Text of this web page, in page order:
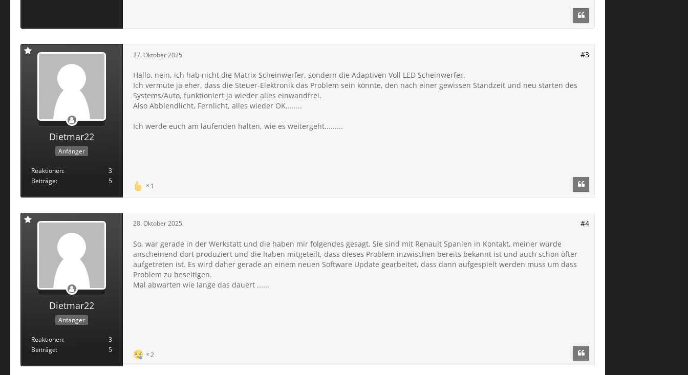
Dietmar22
Anfänger
Reaktionen
3
Beiträge
5
27. Oktober 2025 #3
Hallo, nein, ich hab nicht die Matrix-Scheinwerfer, sondern die Adaptiven Voll LED Scheinwerfer.
Ich vermute ja eher, dass die Steuer-Elektronik das Problem sein könnte, den nach einer gewissen Standzeit und neu starten des
Systems/Auto, funktioniert ja wieder alles einwandfrei.
Also Abblendlicht, Fernlicht, alles wieder OK........
Ich werde euch am laufenden halten, wie es weitergeht.........
1
Dietmar22
Anfänger
Reaktionen
3
Beiträge
5
28. Oktober 2025 #4
So, war gerade in der Werkstatt und die haben mir folgendes gesagt. Sie sind mit Renault Spanien in Kontakt, meiner würde
anscheinend dort produziert und die haben mitgeteilt, dass dieses Problem inzwischen bereits bekannt ist und auch schon öfter
aufgetreten ist. Es wird daher gerade an einem neuen Software Update gearbeitet, dass dann aufgespielt werden muss um dass
Problem zu beseitigen.
Mal abwarten wie lange das dauert ......
2